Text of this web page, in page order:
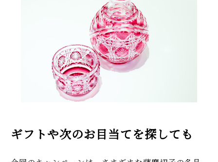
ギフトや次のお目当てを探しても